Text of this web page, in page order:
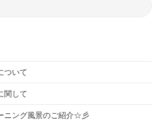
ついて
関して
ニング風景のご紹介☆彡